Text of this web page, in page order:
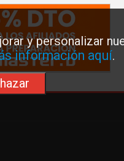
y personalizar
información aquí.